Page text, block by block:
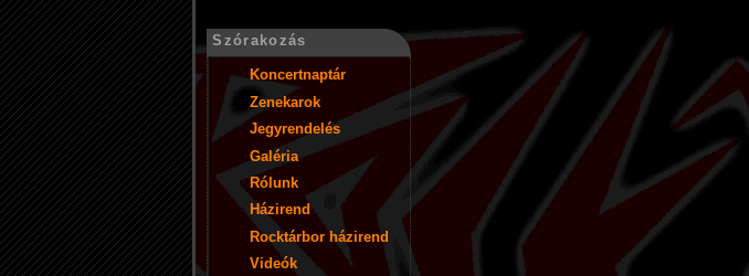
Szórakozás
Koncertnaptár
Zenekarok
Jegyrendelés
Galéria
Rólunk
Házirend
Rocktárbor házirend
Videók